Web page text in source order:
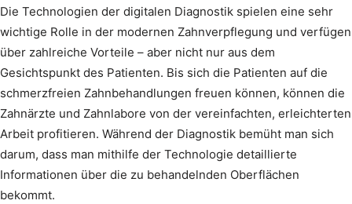
Die Technologien der digitalen Diagnostik spielen eine sehr
wichtige Rolle in der modernen Zahnverpflegung und verfügen
über zahlreiche Vorteile – aber nicht nur aus dem
Gesichtspunkt des Patienten. Bis sich die Patienten auf die
schmerzfreien Zahnbehandlungen freuen können, können die
Zahnärzte und Zahnlabore von der vereinfachten, erleichterten
Arbeit profitieren. Während der Diagnostik bemüht man sich
darum, dass man mithilfe der Technologie detaillierte
Informationen über die zu behandelnden Oberflächen
bekommt.